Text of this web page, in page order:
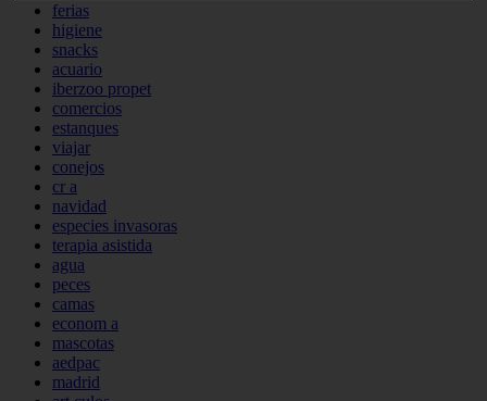
ferias
higiene
snacks
acuario
iberzoo propet
comercios
estanques
viajar
conejos
cr a
navidad
especies invasoras
terapia asistida
agua
peces
camas
econom a
mascotas
aedpac
madrid